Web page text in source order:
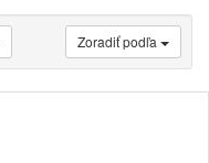
Zoradiť podľa